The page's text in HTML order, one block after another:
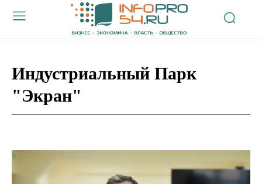
Индустриальный Парк
"Экран"